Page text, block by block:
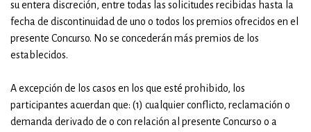
su entera discreción, entre todas las solicitudes recibidas hasta la
fecha de discontinuidad de uno o todos los premios ofrecidos en el
presente Concurso. No se concederán más premios de los
establecidos.
A excepción de los casos en los que esté prohibido, los
participantes acuerdan que: (1) cualquier conflicto, reclamación o
demanda derivado de o con relación al presente Concurso o a